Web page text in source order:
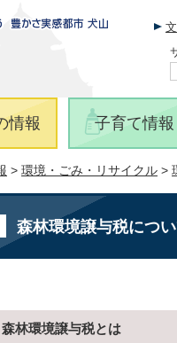
情報 子育て情報
> 環境・ごみ・リサイクル >
森林環境譲与税につ
森林環境譲与税とは